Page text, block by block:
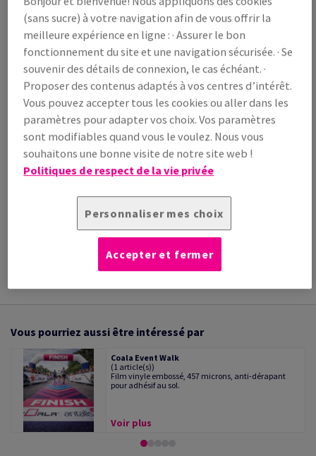
/ 1 000 feuille(s)
(86,4 kg )
EN STOCK
Guide des quantités
paquet(s)
−
Outil de coupe
TECHNIQUES TECHNIQUES
Vous pourriez aussi être intéressé par
Coala Event Walk
(1 article(s))
Film vinyle embossé, 457 microns, anti-dérapant
pour adhésif au sol.
Voir plus
(sans sucre) à votre navigation afin de vous offrir la
meilleure expérience en ligne : · Assurer le bon
fonctionnement du site et une navigation sécurisée. · Se
souvenir des détails de connexion, le cas échéant. ·
Proposer des contenus adaptés à vos centres d’intérêt.
Vous pouvez accepter tous les cookies ou aller dans les
paramètres pour adapter vos choix. Vos paramètres
sont modifiables quand vous le voulez. Nous vous
souhaitons une bonne visite de notre site web !
Politiques de respect de la vie privée
Personnaliser mes choix
Accepter et fermer